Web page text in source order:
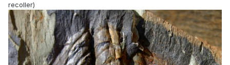
recoller)